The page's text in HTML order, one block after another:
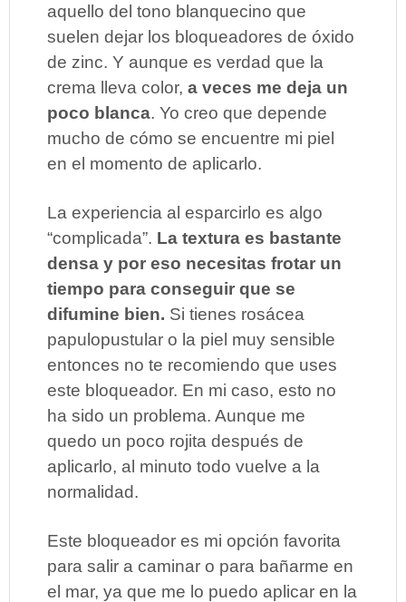
aquello del tono blanquecino que
suelen dejar los bloqueadores de óxido
de zinc. Y aunque es verdad que la
crema lleva color,a veces me deja un
poco blanca. Yo creo que depende
mucho de cómo se encuentre mi piel
en el momento de aplicarlo.
La experiencia al esparcirlo es algo
“complicada”. La textura es bastante
densa y por eso necesitas frotar un
tiempo para conseguir que se
difumine bien. Si tienes rosácea
papulopustular o la piel muy sensible
entonces no te recomiendo que uses
este bloqueador. En mi caso, esto no
ha sido un problema. Aunque me
quedo un poco rojita después de
aplicarlo, al minuto todo vuelve a la
normalidad.
Este bloqueador es mi opción favorita
para salir a caminar o para bañarme en
el mar, ya que me lo puedo aplicar en la